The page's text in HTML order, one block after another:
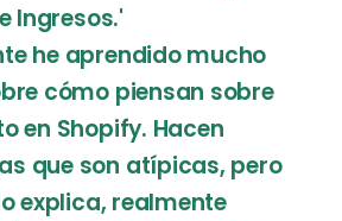
Ingresos.'
he aprendido mucho
cómo piensan sobre
en Shopify. Hacen
que son atípicas, pero
explica, realmente